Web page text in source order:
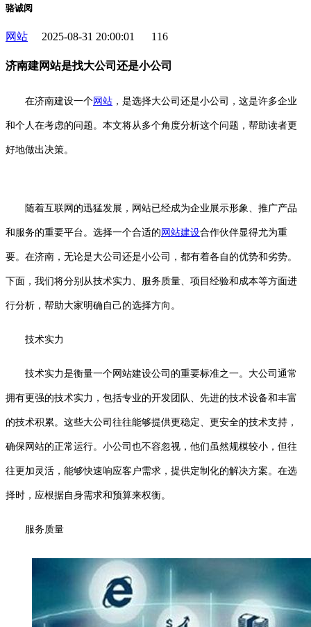
骆诚阅
网站 2025-08-31 20:00:01 116
济南建网站是找大公司还是小公司
在济南建设一个网站 ，是选择大公司还是小公司，这是许多企业
和个人在考虑的问题。本文将从多个角度分析这个问题，帮助读者更
好地做出决策。
随着互联网的迅猛发展，网站已经成为企业展示形象、推广产品
和服务的重要平台。选择一个合适的 网站建设合作伙伴显得尤为重
要。在济南，无论是大公司还是小公司，都有着各自的优势和劣势。
下面，我们将分别从技术实力、服务质量、项目经验和成本等方面进
行分析，帮助大家明确自己的选择方向。
技术实力
技术实力是衡量一个网站建设公司的重要标准之一。大公司通常
拥有更强的技术实力，包括专业的开发团队、先进的技术设备和丰富
的技术积累。这些大公司往往能够提供更稳定、更安全的技术支持，
确保网站的正常运行。小公司也不容忽视，他们虽然规模较小，但往
往更加灵活，能够快速响应客户需求，提供定制化的解决方案。在选
择时，应根据自身需求和预算来权衡。
服务质量